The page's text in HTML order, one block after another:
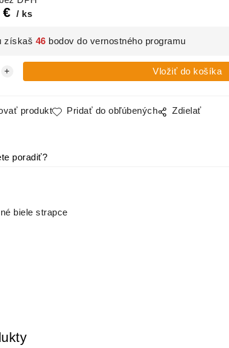
€ ks
získaš 46 bodov do vernostného programu
produkt Pridať do obľúbených Zdielať
poradiť?
biele strapce